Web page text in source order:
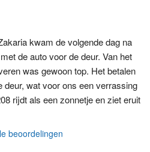
kwam de volgende dag na
de auto voor de deur. Van het
was gewoon top. Het betalen
deur, wat voor ons een verrassing
rijdt als een zonnetje en ziet eruit
beoordelingen